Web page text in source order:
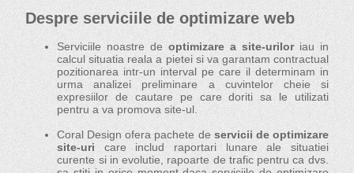
Despre serviciile de optimizare web
Serviciile noastre deoptimizare a site-urilor iau in
calcul situatia reala a pietei si va garantam contractual
pozitionarea intr-un interval pe care il determinam in
urma analizei preliminare a cuvintelor cheie si
expresiilor de cautare pe care doriti sa le utilizati
pentru a va promova site-ul.
Coral Design ofera pachete de servicii de optimizare
site-uri care includ raportari lunare ale situatiei
curente si in evolutie, rapoarte de trafic pentru ca dvs.